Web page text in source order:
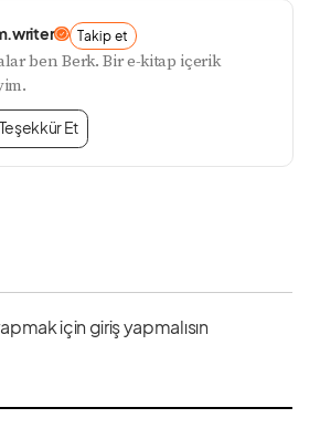
Takip et
ben Berk. Bir e-kitap içerik
için giriş yapmalısın